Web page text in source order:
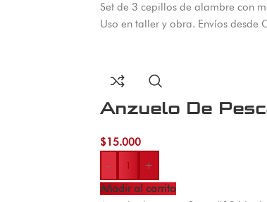
Set de 3 cepillos de alambre con
Uso en taller y obra. Envíos desde
Anzuelo De
$15.000
-
+
Añadir al carrito